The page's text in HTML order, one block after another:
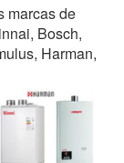
marcas de
Bosch,
Harman,